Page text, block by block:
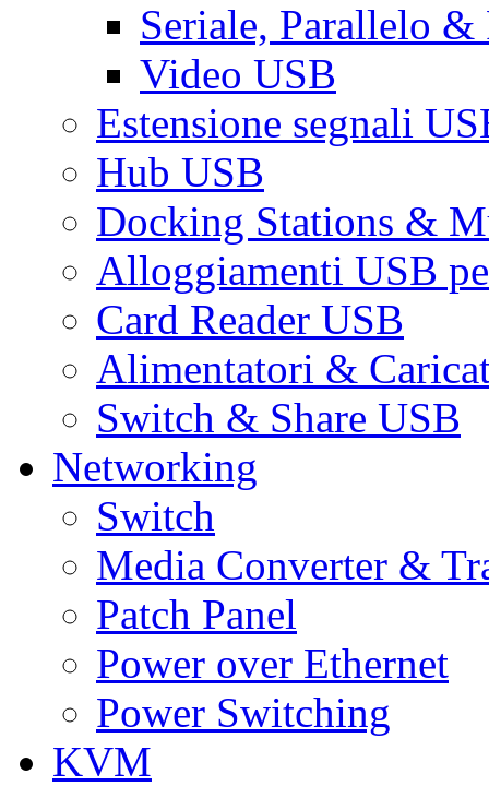
Seriale, Parallelo &
Video USB
Estensione segnali
Hub USB
Docking Stations &
Alloggiamenti USB
Card Reader USB
Alimentatori &
Switch & Share USB
Networking
Switch
Media Converter &
Patch Panel
Power over Ethernet
Power Switching
KVM